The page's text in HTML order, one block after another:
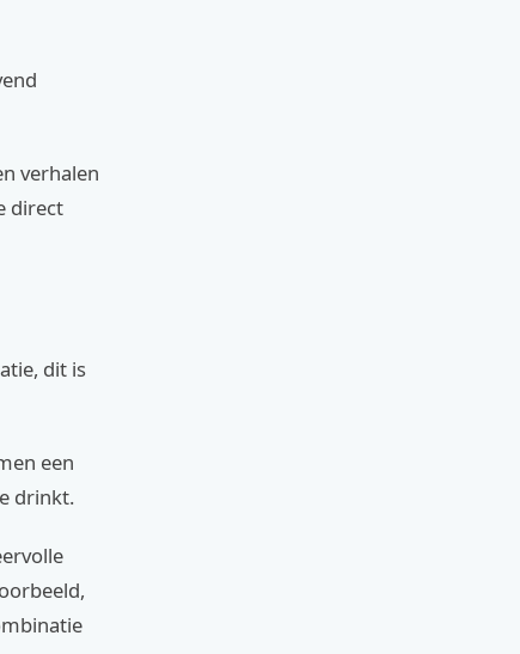
verhalen
direct
dit is
een
drinkt.